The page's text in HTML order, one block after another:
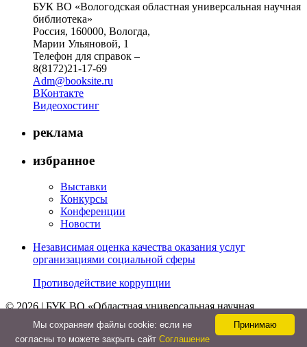
БУК ВО «Вологодская областная универсальная научная
библиотека»
Россия, 160000, Вологда,
Марии Ульяновой, 1
Телефон для справок –
8(8172)21-17-69
Adm@booksite.ru
ВКонтакте
Видеохостинг
реклама
избранное
Выставки
Конкурсы
Конференции
Новости
Независимая оценка качества оказания услуг
организациями социальной сферы
Противодействие коррупции
© 2026 | БУК ВО «Областная универсальная научная
библиотека»
Принимаю
Мы cохраняем файлы cookie: если не
согласны то можете закрыть сайт Соглашение